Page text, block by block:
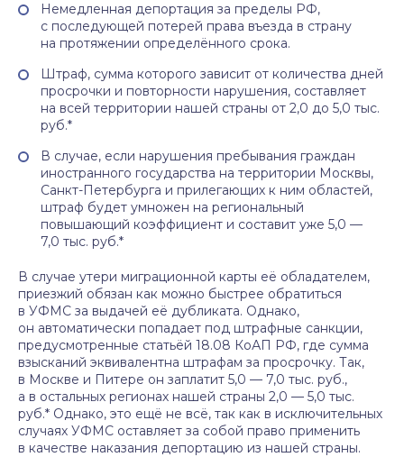
Немедленная депортация за пределы РФ,
с последующей потерей права въезда в страну
на протяжении определённого срока.
Штраф, сумма которого зависит от количества дней
просрочки и повторности нарушения, составляет
на всей территории нашей страны от 2,0 до 5,0 тыс.
руб.*
В случае, если нарушения пребывания граждан
иностранного государства на территории Москвы,
Санкт-Петербурга и прилегающих к ним областей,
штраф будет умножен на региональный
повышающий коэффициент и составит уже 5,0 —
7,0 тыс. руб.*
В случае утери миграционной карты её обладателем,
приезжий обязан как можно быстрее обратиться
в УФМС за выдачей её дубликата. Однако,
он автоматически попадает под штрафные санкции,
предусмотренные статьёй 18.08 КоАП РФ, где сумма
взысканий эквивалентна штрафам за просрочку. Так,
в Москве и Питере он заплатит 5,0 — 7,0 тыс. руб.,
а в остальных регионах нашей страны 2,0 — 5,0 тыс.
руб.* Однако, это ещё не всё, так как в исключительных
случаях УФМС оставляет за собой право применить
в качестве наказания депортацию из нашей страны.